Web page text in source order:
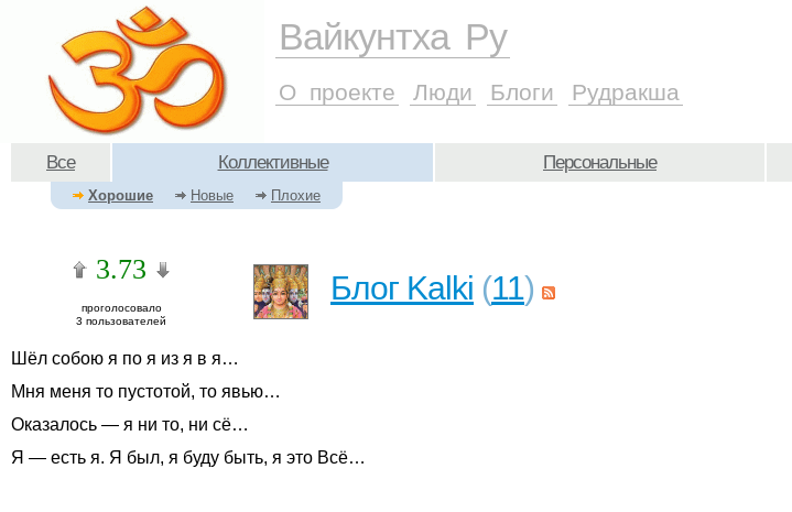
Все Коллективные Персональные
Хорошие Новые Плохие
3.73
проголосовало
3 пользователей
Блог Kalki (11)
Шёл собою я по я из я в я…
Мня меня то пустотой, то явью…
Оказалось — я ни то, ни сё…
Я — есть я. Я был, я буду быть, я это Всё…
Вайкунтха Ру
О проекте Люди Блоги Рудракша